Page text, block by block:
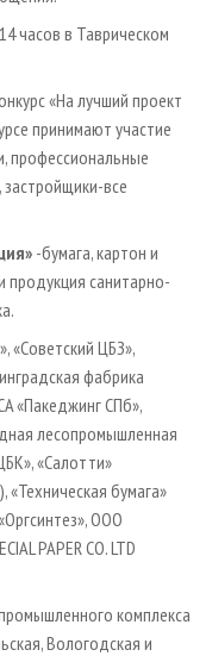
часов в Таврическом
«На лучший проект
принимают участие
профессиональные
все
-бумага, картон и
продукция санитарно-
«Советский ЦБЗ»,
фабрика
«Пакеджинг СПб»,
лесопромышленная
«Салотти»
бумага»
ООО
PAPER CO. LTD
комплекса
Вологодская и